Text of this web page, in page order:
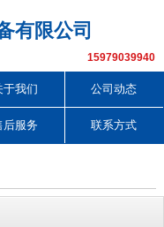
有限公司
15979039940
于我们 公司动态
后服务 联系方式